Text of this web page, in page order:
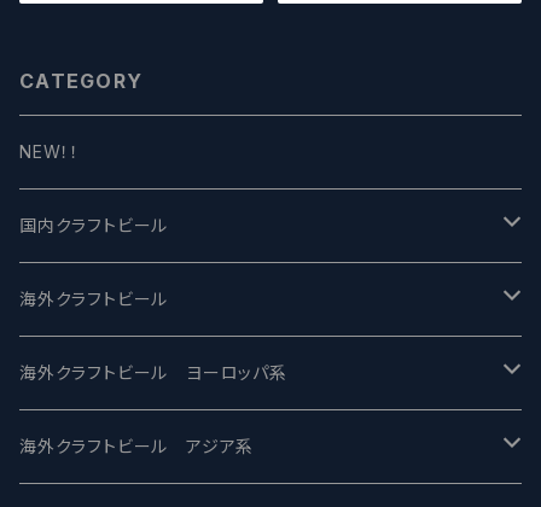
CATEGORY
NEW！！
国内クラフトビール
UCHU BREWING -うちゅうブルーイング
バテレ -VERTERE
2nd Story Ale Works -セカンドストーリー
海外クラフトビール
Modern Times モダンタイムズ
Maui マウイ
海外クラフトビール ヨーロッパ系
UnBarred -アンバード
海外クラフトビール アジア系